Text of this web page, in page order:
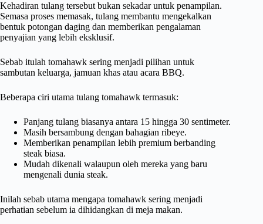
Kehadiran tulang tersebut bukan sekadar untuk penampilan.
Semasa proses memasak, tulang membantu mengekalkan
bentuk potongan daging dan memberikan pengalaman
penyajian yang lebih eksklusif.
Sebab itulah tomahawk sering menjadi pilihan untuk
sambutan keluarga, jamuan khas atau acara BBQ.
Beberapa ciri utama tulang tomahawk termasuk:
Panjang tulang biasanya antara 15 hingga 30 sentimeter.
Masih bersambung dengan bahagian ribeye.
Memberikan penampilan lebih premium berbanding
steak biasa.
Mudah dikenali walaupun oleh mereka yang baru
mengenali dunia steak.
Inilah sebab utama mengapa tomahawk sering menjadi
perhatian sebelum ia dihidangkan di meja makan.